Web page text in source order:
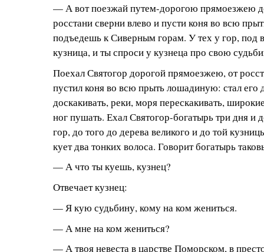
— А вот поезжай путем-дорогою прямоезжею
росстани сверни влево и пусти коня во всю
подъедешь к Сиверным горам. У тех у гор, под
кузница, и ты спроси у кузнеца про свою
Поехал Святогор дорогой прямоезжею, от
пустил коня во всю прыть лошадиную: стал его
доскакивать, реки, моря перескакивать,
ног пушать. Ехал Святогор-богатырь три дня и
гор, до того до дерева великого и до той
кует два тонких волоса. Говорит богатырь
— А что ты куешь, кузнец?
Отвечает кузнец:
— Я кую судьбину, кому на ком жениться.
— А мне на ком жениться?
— А твоя невеста в царстве Поморском, в